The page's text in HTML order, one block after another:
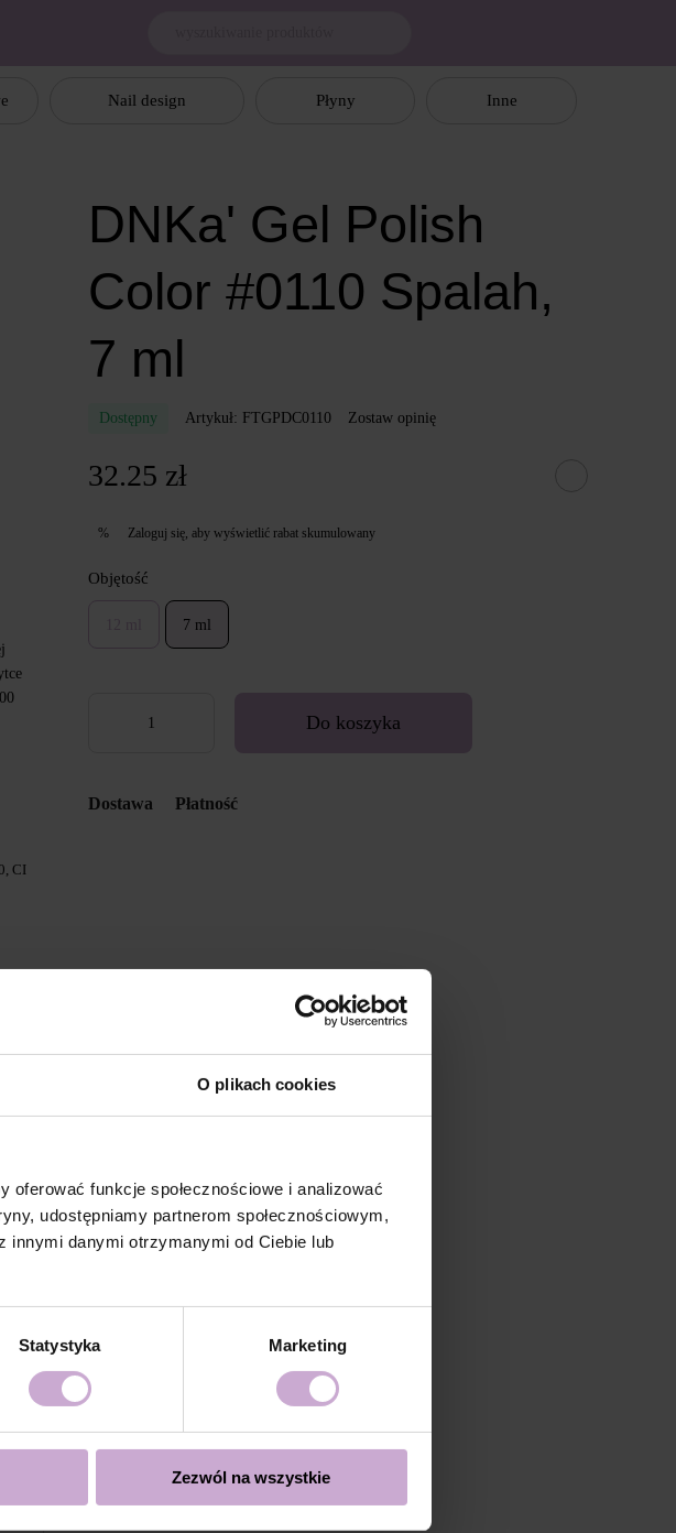
O plikach cookies
funkcje społecznościowe i analizować
udostępniamy partnerom społecznościowym,
innymi danymi otrzymanymi od Ciebie lub
Statystyka Marketing
Zezwól na wszystkie
Nail design Płyny Inne
CI
z
DNKa' Gel Polish
Color #0110 Spalah,
7 ml
Dostępny Artykuł: FTGPDC0110 Zostaw opinię
32.25 zł
% Zaloguj się , aby wyświetlić rabat skumulowany
Objętość
7 ml
Do koszyka
Dostawa Płatność